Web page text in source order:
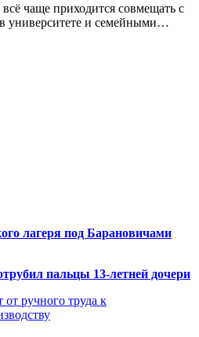
чаще приходится совмещать с
университете и семейными…
лагеря под Барановичами
пальцы 13-летней дочери
от ручного труда к